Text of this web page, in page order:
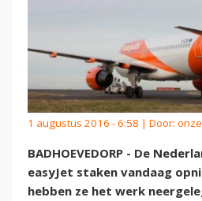
1 augustus 2016 - 6:58 | Door:
BADHOEVEDORP - De
easyJet staken vandaag
hebben ze het werk